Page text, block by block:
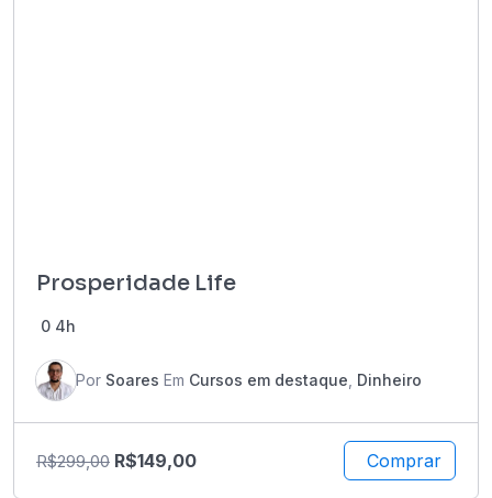
Prosperidade Life
0 4h
Por Soares Em Cursos em destaque Dinheiro
R$299,00 R$149,00 Comprar